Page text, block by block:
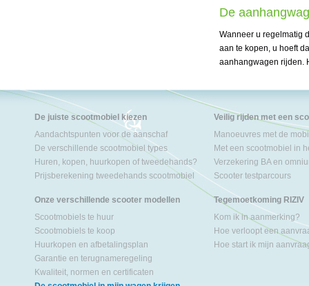
De
Wanneer u regelmatig
aan te kopen, u hoeft
aanhangwagen rijden.
De juiste scootmobiel kiezen
Aandachtspunten voor de aanschaf
De verschillende scootmobiel types
Huren, kopen, huurkopen of tweedehands?
Prijsberekening tweedehands scootmobiel
Onze verschillende scooter modellen
Scootmobiels te huur
Scootmobiels te koop
Huurkopen en afbetalingsplan
Garantie en terugnameregeling
Kwaliteit, normen en certificaten
Veilig rijden met een
Manoeuvres met de
Met een scootmobiel in
Verzekering BA en
Scooter testparcours
Tegemoetkoming RIZIV
Kom ik in aanmerking?
Hoe verloopt een
Hoe start ik mijn